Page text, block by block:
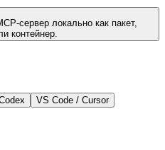
сервер локально как пакет,
контейнер.
VS Code / Cursor